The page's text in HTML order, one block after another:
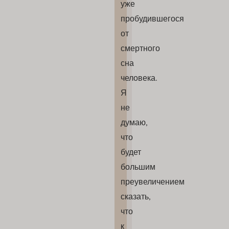
уже
пробудившегося
от
смертного
сна
человека.
Я
не
думаю,
что
будет
большим
преувеличением
сказать,
что
к